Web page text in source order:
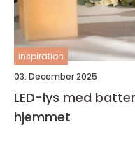
inspiration
03. December 2025
LED-lys med
hjemmet